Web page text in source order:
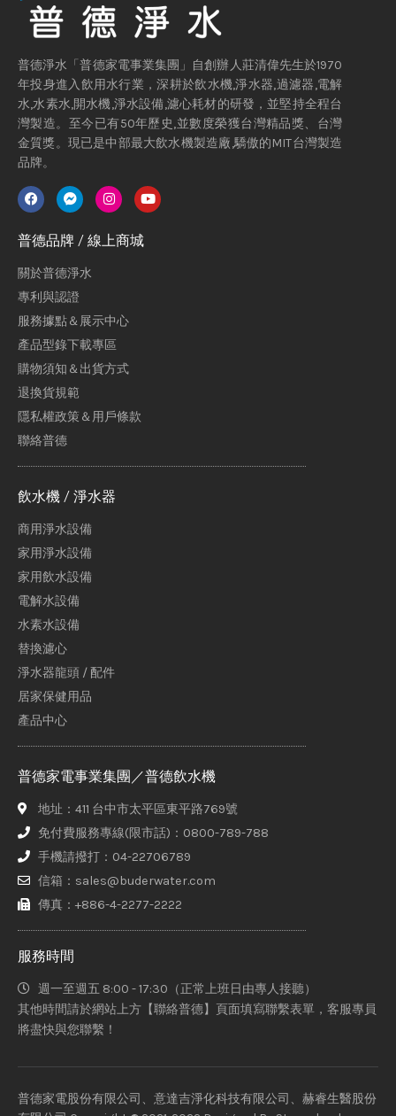
普德淨水「普德家電事業集團」自創辦人莊清偉先生於1970
年投身進入飲用水行業，深耕於飲水機,淨水器,過濾器,電解
水,水素水,開水機,淨水設備,濾心耗材的研發，並堅持全程台
灣製造。至今已有50年歷史,並數度榮獲台灣精品獎、台灣
金質獎。現已是中部最大飲水機製造廠,驕傲的MIT台灣製造
品牌。
普德品牌 / 線上商城
關於普德淨水
專利與認證
服務據點＆展示中心
產品型錄下載專區
購物須知＆出貨方式
退換貨規範
隱私權政策＆用戶條款
聯絡普德
飲水機 / 淨水器
商用淨水設備
家用淨水設備
家用飲水設備
電解水設備
水素水設備
替換濾心
淨水器龍頭 / 配件
居家保健用品
產品中心
普德家電事業集團／普德飲水機
地址：411 台中市太平區東平路769號
免付費服務專線(限市話)：0800-789-788
手機請撥打：04-22706789
信箱：sales@buderwater.com
傳真：+886-4-2277-2222
服務時間
週一至週五 8:00 - 17:30（正常上班日由專人接聽）
其他時間請於網站上方【聯絡普德】頁面填寫聯繫表單，客服專員
將盡快與您聯繫！
普德家電股份有限公司、意達吉淨化科技有限公司、赫睿生醫股份